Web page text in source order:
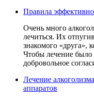
Правила
Очень много
лечиться. Их
знакомого «друга»,
Чтобы лечение
добровольное
Лечение
аппаратов